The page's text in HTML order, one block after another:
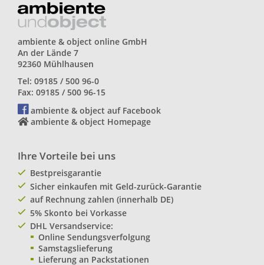
ambiente & object online GmbH
An der Lände 7
92360 Mühlhausen
Tel: 09185 / 500 96-0
Fax: 09185 / 500 96-15
ambiente & object auf Facebook
ambiente & object Homepage
Ihre Vorteile bei uns
Bestpreisgarantie
Sicher einkaufen mit Geld-zurück-Garantie
auf Rechnung zahlen (innerhalb DE)
5% Skonto bei Vorkasse
DHL Versandservice:
Online Sendungsverfolgung
Samstagslieferung
Lieferung an Packstationen